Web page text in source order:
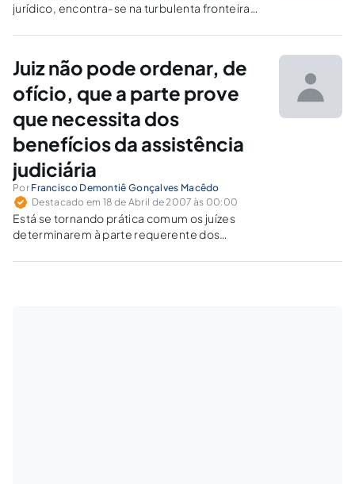
jurídico, encontra-se na turbulenta fronteira
Administrativo e o Direito Penal.
Juiz não pode ordenar, de
ofício, que a parte prove
que necessita dos
benefícios da assistência
judiciária
Por Francisco Demontiê Gonçalves Macêdo
Destacado em 18 de Abril de 2007 às 00:00
Está se tornando prática comum os juízes
determinarem à parte requerente dos
que comprove não possuir condições de